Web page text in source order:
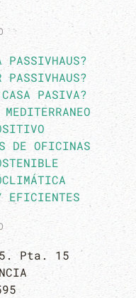
PASSIVHAUS?
PASSIVHAUS?
CASA PASIVA?
DE OFICINAS
EFICIENTES
Pta. 15